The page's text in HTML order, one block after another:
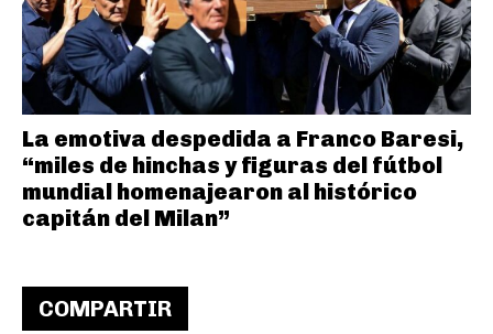
COMPARTIR
La emotiva despedida a Franco Baresi,
“miles de hinchas y figuras del fútbol
mundial homenajearon al histórico
capitán del Milan”